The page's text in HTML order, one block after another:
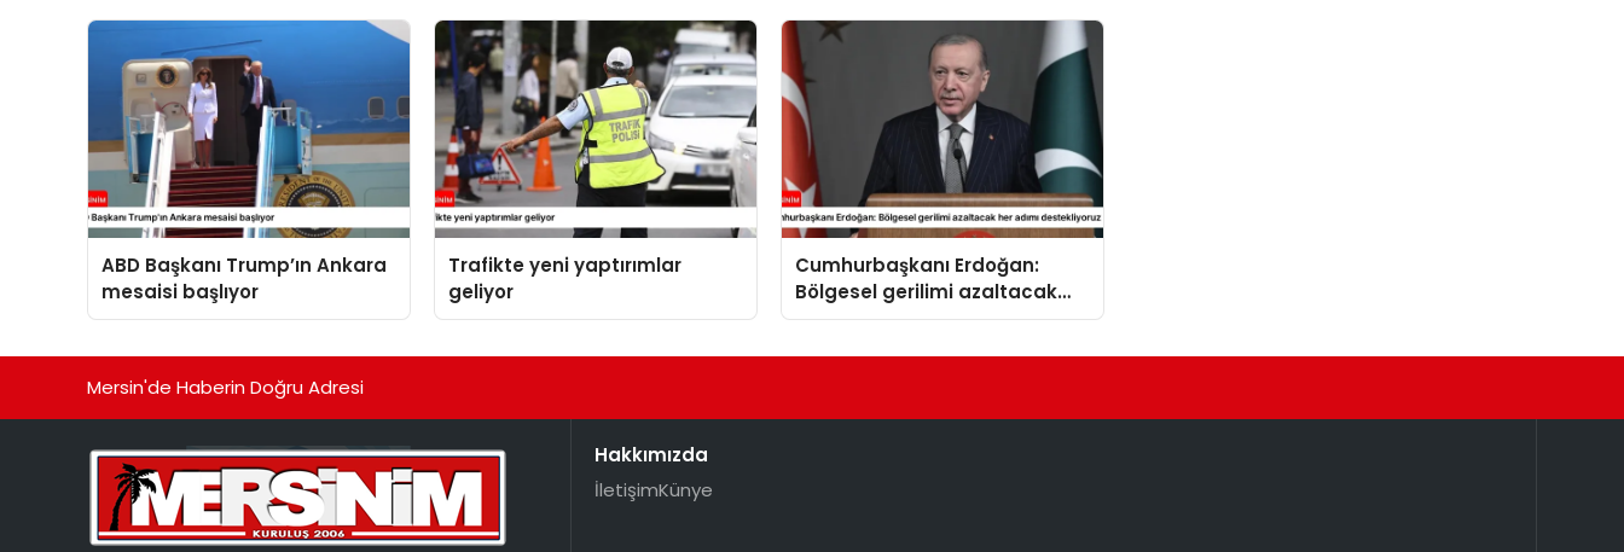
ABD Başkanı Trump’ın Ankara
mesaisi başlıyor
Trafikte yeni yaptırımlar
geliyor
Cumhurbaşkanı Erdoğan:
Bölgesel gerilimi azaltacak
her adımı destekliyoruz
Mersin'de Haberin Doğru Adresi
Hakkımızda
İletişimKünye